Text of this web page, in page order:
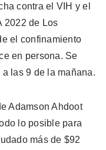
contra el VIH y el
2022 de Los
el confinamiento
en persona. Se
las 9 de la mañana.
Adamson Ahdoot
lo posible para
más de $92